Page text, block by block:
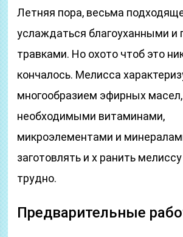
Летняя пора, весьма
услаждаться благоуханными и
травками. Но охото чтоб это
кончалось. Мелисса
многообразием эфирных масел,
необходимыми витаминами,
микроэлементами и
заготовлять и х ранить
трудно.
Предварительные